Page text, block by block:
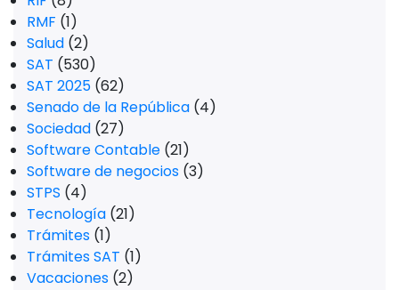
RMF (1)
Salud (2)
SAT (530)
SAT 2025 (62)
Senado de la República (4)
Sociedad (27)
Software Contable (21)
Software de negocios (3)
STPS (4)
Tecnología (21)
Trámites (1)
Trámites SAT (1)
Vacaciones (2)